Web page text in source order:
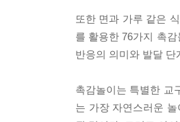
또한 면과 가루 같은
를 활용한 76가지 촉
반응의 의미와 발달
촉감놀이는 특별한 교
는 가장 자연스러운